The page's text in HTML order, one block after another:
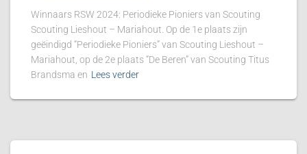
Winnaars RSW 2024: Periodieke Pioniers van Scouting
Scouting Lieshout – Mariahout. Op de 1e plaats zijn
geëindigd “Periodieke Pioniers” van Scouting Lieshout –
Mariahout, op de 2e plaats “De Beren” van Scouting Titus
Brandsma en Lees verder